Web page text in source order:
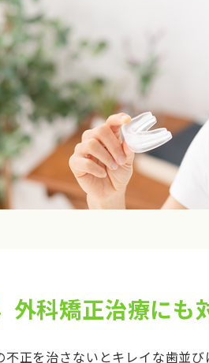
外科矯正治療にも
不正を治さないとキレイな歯並び